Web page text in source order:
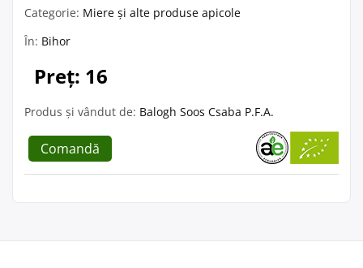
Categorie: Miere și alte produse apicole
În: Bihor
Preț: 16
Produs și vândut de: Balogh Soos Csaba P.F.A.
Comandă